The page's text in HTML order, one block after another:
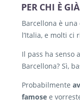
PER CHI È
Barcellona è
l’Italia, e molti ci
Il pass ha senso
Barcellona? Sì,
Probabilmente
famose e